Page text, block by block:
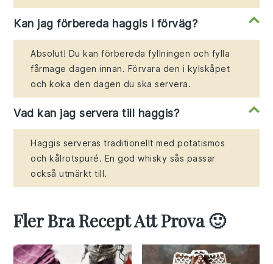
Kan jag förbereda haggis i förväg?
Absolut! Du kan förbereda fyllningen och fylla
fårmage dagen innan. Förvara den i kylskåpet
och koka den dagen du ska servera.
Vad kan jag servera till haggis?
Haggis serveras traditionellt med potatismos
och kålrotspuré. En god whisky sås passar
också utmärkt till.
Fler Bra Recept Att Prova 🙂